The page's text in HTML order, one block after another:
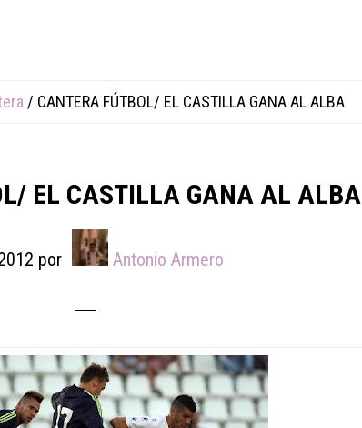
/ CANTERA FÚTBOL/ EL CASTILLA GANA AL ALBA
EL CASTILLA GANA AL ALBA
por Antonio Armero